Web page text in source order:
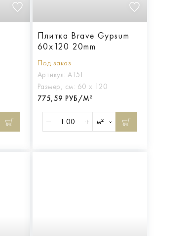
Плитка Brave Gypsum
60x120 20mm
Под заказ
Артикул:AT5I
Размер, см: 60 х 120
775,59 РУБ/М²
м²